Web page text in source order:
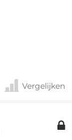
Vergelijken